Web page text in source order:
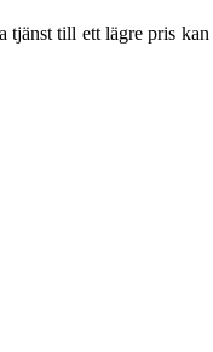
tjänst till ett lägre pris